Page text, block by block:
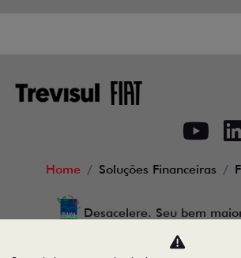
Home Soluções Financeiras
Desacelere. Seu bem